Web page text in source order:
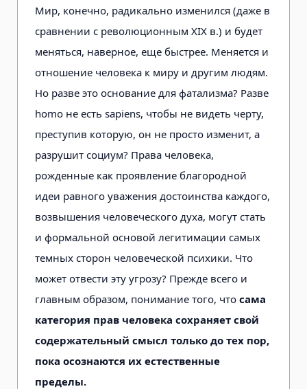
Мир, конечно, радикально изменился (даже в
сравнении с революционным XIX в.) и будет
меняться, наверное, еще быстрее. Меняется и
отношение человека к миру и другим людям.
Но разве это основание для фатализма? Разве
homo не есть sapiens, чтобы не видеть черту,
преступив которую, он не просто изменит, а
разрушит социум? Права человека,
рожденные как проявление благородной
идеи равного уважения достоинства каждого,
возвышения человеческого духа, могут стать
и формальной основой легитимации самых
темных сторон человеческой психики. Что
может отвести эту угрозу? Прежде всего и
главным образом, понимание того, что сама
категория прав человека сохраняет свой
содержательный смысл только до тех пор,
пока осознаются их естественные
пределы.